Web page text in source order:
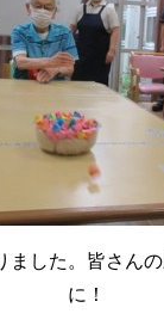
ました。皆さん
に！